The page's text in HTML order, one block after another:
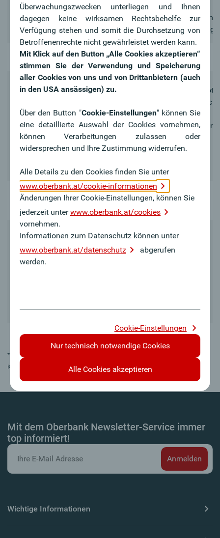
Verwendungszweck
Hinterbliebenenvorsorge
Besicherung einer Konsum-
oder Wohnbaufinanzierung
Prämienzahlung Laufend
Besonderheiten
Die Versicherungssumme bleibt
über die gesamte Laufzeit gleich
Mögliche Zusatzversicherungen:
Berufsunfähigkeit
Unfalltod
Ablebensschutz Für eine versicherte Person
Produktinformation
(Versicherungssumme bis €
50.000,-)
*Produkte der Generali Versicherung AG, 1010 Wien, Landskrongasse 1-3 in
Kooperation mit der Oberbank AG
Mit dem Oberbank Newsletter-Service immer
top informiert!
Überwachungszwecken unterliegen und Ihnen
dagegen keine wirksamen Rechtsbehelfe zur
Verfügung stehen und somit die Durchsetzung von
Betroffenenrechte nicht gewährleistet werden kann.
Mit Klick auf den Button „Alle Cookies akzeptieren“
stimmen Sie der Verwendung und Speicherung
aller Cookies von uns und von Drittanbietern (auch
in den USA ansässigen) zu.
Über den Button "Cookie-Einstellungen" können Sie
eine detaillierte Auswahl der Cookies vornehmen,
können Verarbeitungen zulassen oder
widersprechen und Ihre Zustimmung widerrufen.
Alle Details zu den Cookies finden Sie unter
www.oberbank.at/cookie-informationen
Änderungen Ihrer Cookie-Einstellungen, können Sie
jederzeit unterwww.oberbank.at/cookies
vornehmen.
Informationen zum Datenschutz können unter
www.oberbank.at/datenschutz
abgerufen
werden.
Cookie-Einstellungen
Nur technisch notwendige Cookies
Alle Cookies akzeptieren
Wichtige Informationen